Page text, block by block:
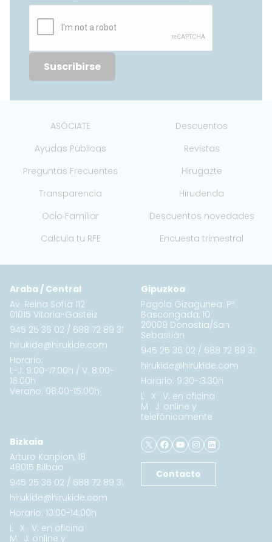
Suscribirse
ASÓCIATE
Descuentos
Ayudas Públicas
Revistas
Preguntas Frecuentes
Hirugazte
Transparencia
Hirudenda
Ocio Familiar
Descuentos novedades
Calcula tu RFE
Encuesta trimestral
Araba / Central
Av. Reina Sofía 112
01015 Vitoria-Gasteiz
945 25 36 02 / 688 72 89 31
hirukide@hirukide.com
Horario:
L-J: 9:00-17:00h / V: 8:00-
16:00h
Verano: 08:00-15:00h
Gipuzkoa
Pagola Gizagunea. Pº
Bascongada, 10
20009 Donostia/San
Sebastián
945 25 36 02 / 688 72 89 31
hirukide@hirukide.com
Horario: 9:30-13:30h
L · X · V: en oficina
M · J: online y
telefónicamente
Bizkaia
Arturo Kanpion, 18
48015 Bilbao
945 25 36 02 / 688 72 89 31
hirukide@hirukide.com
Horario: 10:00-14:00h
L · X · V: en oficina
M · J: online y
X Facebook
YouTube
Instagram
LinkedIn
Contacto